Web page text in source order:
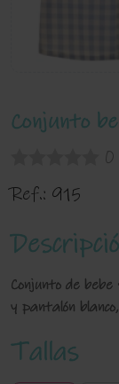
Conjunto
0
Ref.: 915
Conjunto de
y pantalón
Tallas